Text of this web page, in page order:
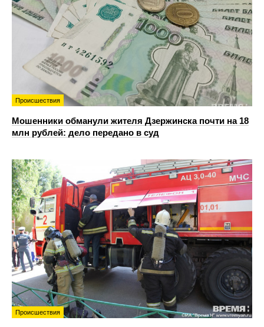
Происшествия
Мошенники обманули жителя Дзержинска почти на 18
млн рублей: дело передано в суд
Происшествия